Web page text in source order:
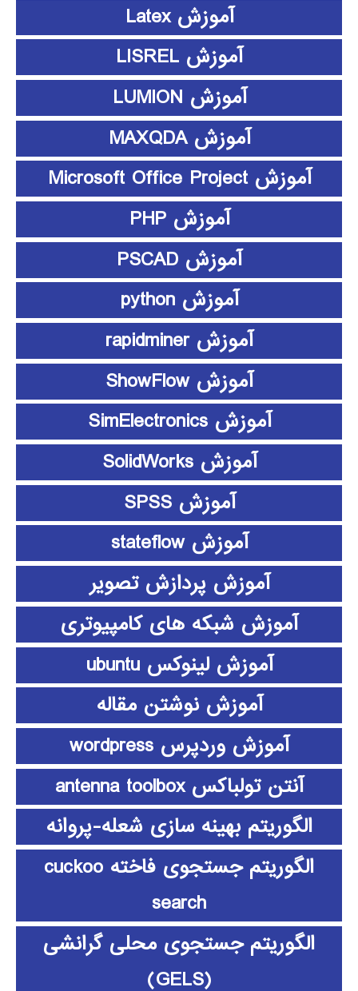
آموزش Latex
آموزش LISREL
آموزش LUMION
آموزش MAXQDA
آموزش Microsoft Office Project
آموزش PHP
آموزش PSCAD
آموزش python
آموزش rapidminer
آموزش ShowFlow
آموزش SimElectronics
آموزش SolidWorks
آموزش SPSS
آموزش stateflow
آموزش پردازش تصویر
آموزش شبکه های کامپیوتری
آموزش لینوکس ubuntu
آموزش نوشتن مقاله
آموزش وردپرس wordpress
آنتن تولباکس antenna toolbox
الگوریتم بهینه سازی شعله-پروانه
الگوریتم جستجوی فاخته cuckoo
search
الگوریتم جستجوی محلی گرانشی
(GELS)